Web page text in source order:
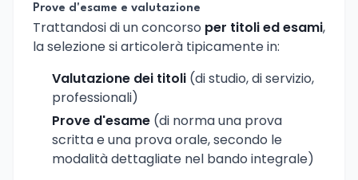
Prove d'esame e valutazione
Trattandosi di un concorso per titoli ed esami,
la selezione si articolerà tipicamente in:
Valutazione dei titoli (di studio, di servizio,
professionali)
Prove d'esame (di norma una prova
scritta e una prova orale, secondo le
modalità dettagliate nel bando integrale)